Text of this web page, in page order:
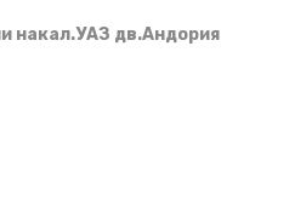
накал.УАЗ дв.Андория